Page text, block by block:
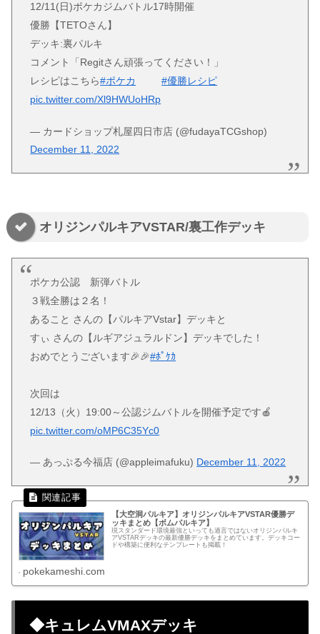
12/11(日)ポケカジムバトル17時開催
優勝【TETOさん】
デッキ:裏パルキ
コメント「Regitさん頑張ってください！」
レシピはこちら#ポケカ
#優勝レシピ
pic.twitter.com/Xl9HWUoHRp
— カードショップ札屋四日市店 (@fudayaTCGshop)
December 11, 2022
オリジンパルキアVSTAR/裏工作デッキ
ポケカ公認 新弾バトル
３戦全勝は２名！
あること さんの【パルキアVstar】デッキと
すぃ さんの【ルギアジュラルドン】デッキでした！
おめでとうございます🎉🎉#ﾎﾟｹｶ
次回は
12/13（火）19:00～公認ジムバトルを開催予定です🍎
pic.twitter.com/oMP6C35Yc0
— あっぷる今福店 (@appleimafuku) December 11, 2022
【大空洞パルキア】オリジンパルキアVSTAR優勝デ
ッキまとめ【ボムパルキア】
現スタンダード環境最強といっても過言ではないオリジンパルキ
アVSTARデッキの最新優勝デッキをまとめています。デッキコー
ドや構築に便利なテンプレートも掲載！
pokekameshi.com
◆キュレムVMAXデッキ